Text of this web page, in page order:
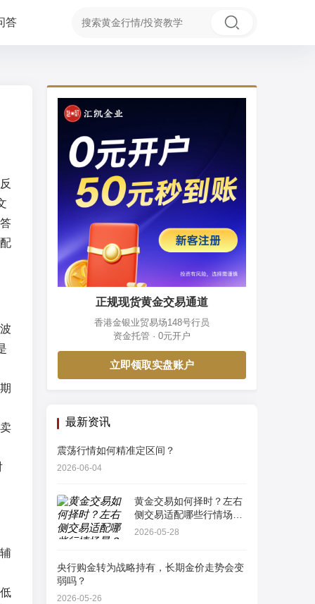
答
正规现货黄金交易通道
香港金银业贸易场148号行员
资金托管 · 0元开户
立即领取实盘账户
最新资讯
震荡行情如何精准定区间？
2026-06-04
黄金交易如何择时？左右
侧交易适配哪些行情场
景？
2026-05-28
央行购金转为战略持有，长期金价走势会变
弱吗？
2026-05-26